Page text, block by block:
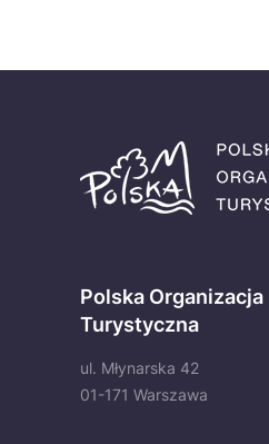
Polska Organizacja
Turystyczna
ul. Młynarska 42
01-171 Warszawa